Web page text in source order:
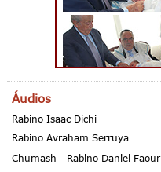
Áudios
Rabino Isaac Dichi
Rabino Avraham Serruya
Chumash - Rabino Daniel Faour